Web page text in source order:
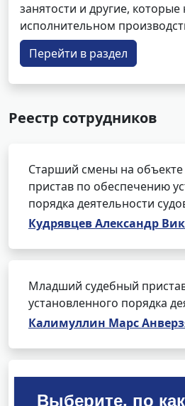
занятости и другие,
исполнительном
Перейти в раздел
Реестр сотрудников
Старший смены на объекте
пристав по обеспечению
порядка деятельности
Кудрявцев Александр
Младший судебный
установленного порядка
Калимуллин Марс